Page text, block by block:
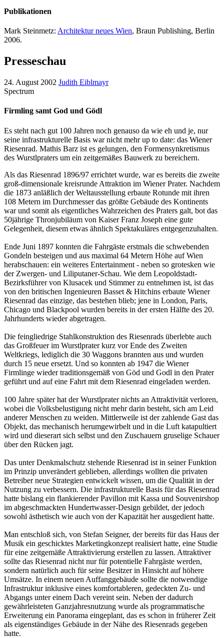
Publikationen
Mark Steinmetz: Architektur neues Wien, Braun Publishing, Berlin
2006.
Presseschau
24. August 2002 Judith Eiblmayr
Spectrum
Firmling samt God und Gödl
Es steht nach gut 100 Jahren noch genauso da wie eh und je, nur
seine infrastrukturelle Basis war nicht mehr up to date: das Wiener
Riesenrad. Mathis Barz ist es gelungen, den Formensynkretismus
des Wurstlpraters um ein zeitgemäßes Bauwerk zu bereichern.
Als das Riesenrad 1896/97 errichtet wurde, war es bereits die zweite
groß-dimensionale kreisrunde Attraktion im Wiener Prater. Nachdem
die 1873 anläßlich der Weltausstellung erbaute Rotunde mit ihren
108 Metern im Durchmesser das größte Gebäude des Kontinents
war und somit als eigentliches Wahrzeichen des Praters galt, bot das
50jährige Thronjubiläum von Kaiser Franz Joseph eine gute
Gelegenheit, diesem etwas ähnlich Spektakuläres entgegenzuhalten.
Ende Juni 1897 konnten die Fahrgäste erstmals die schwebenden
Gondeln besteigen und aus maximal 64 Metern Höhe auf Wien
herabschauen: ein weiteres Entertainment - neben so grotesken wie
der Zwergen- und Liliputaner-Schau. Wie dem Leopoldstadt-
Bezirksführer von Klusacek und Stimmer zu entnehmen ist, ist das
von den britischen Ingenieuren Basset & Hitchins erbaute Wiener
Riesenrad das einzige, das bestehen blieb; jene in London, Paris,
Chicago und Blackpool wurden bereits in der ersten Hälfte des 20.
Jahrhunderts wieder abgetragen.
Die feingliedrige Stahlkonstruktion des Riesenrads überlebte auch
das Großfeuer im Wurstlprater kurz vor Ende des Zweiten
Weltkriegs, lediglich die 30 Waggons brannten aus und wurden
durch 15 neue ersetzt. Und so konnten ab 1947 die Wiener
Firmlinge wieder traditionsgemäß von Göd und Godl in den Prater
geführt und auf eine Fahrt mit dem Riesenrad eingeladen werden.
100 Jahre später hat der Wurstlprater nichts an Attraktivität verloren,
wobei die Volksbelustigung nicht mehr darin besteht, sich am Leid
anderer Menschen zu weiden. Mittlerweile ist der zahlende Gast das
Objekt, das mechanisch herumgewirbelt und in die Luft katapultiert
wird und dieserart sich selbst und den Zuschauern gruselige Schauer
über den Rücken jagt.
Das unter Denkmalschutz stehende Riesenrad ist in seiner Funktion
im Prinzip unverändert geblieben, allerdings wollten die privaten
Betreiber neue Strategien entwickelt wissen, um die Qualität in der
Nutzung zu verbessern. Die infrastrukturelle Basis für das Riesenrad
hatte bislang ein flankierender Pavillon mit Kassa und Souvenirshop
im abgeschmackten Hundertwasser-Design gebildet, der jedoch
sowohl ästhetisch wie auch von der Kapazität her ausgedient hatte.
Man entschloß sich, von Stefan Seigner, der bereits für das Haus der
Musik ein geschicktes Marketingkonzept realisiert hatte, eine Studie
für eine zeitgemäße Attraktivierung erstellen zu lassen. Attraktiver
sollte das Riesenrad nicht nur für potentielle Fahrgäste werden,
sondern natürlich auch für seine Besitzer in Hinsicht auf höhere
Umsätze. In einem neuen Auffanggebäude sollte die notwendige
Infrastruktur inklusive eines komfortableren, gedeckten Zu- und
Abgangs unter einem Dach vereint sein. Neben der dadurch
gewährleisteten Ganzjahresnutzung wurde als programmatische
Erweiterung ein Panorama eingeplant, das es schon in früherer Zeit
als eigenständiges Gebäude in der Nähe des Riesenrads gegeben
hatte.